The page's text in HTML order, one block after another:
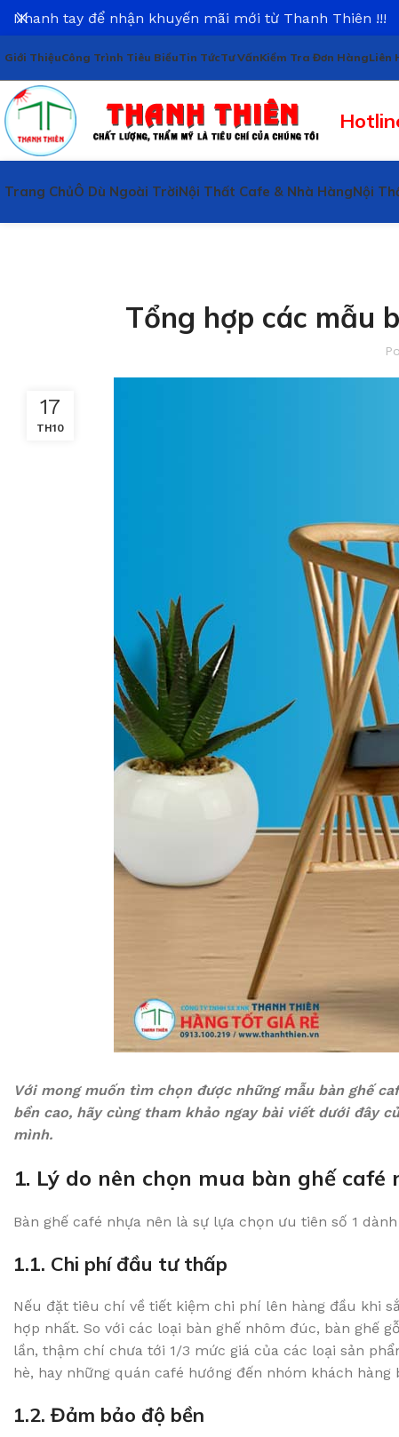
Giới ThiệuCông Trình Tiêu BiểuTin TứcTư VấnKiểm Tra Đơn HàngLiên
Trang ChủÔ Dù Ngoài TrờiNội Thất Cafe & Nhà HàngNội
Tổng hợp các mẫu
17
TH10
Với mong muốn tìm chọn được những mẫu bàn ghế
bền cao, hãy cùng tham khảo ngay bài viết dưới đây
mình.
1. Lý do nên chọn mua bàn ghế café
Bàn ghế café nhựa nên là sự lựa chọn ưu tiên số 1
1.1. Chi phí đầu tư thấp
Nếu đặt tiêu chí về tiết kiệm chi phí lên hàng đầu khi
hợp nhất. So với các loại bàn ghế nhôm đúc, bàn ghế
lần, thậm chí chưa tới 1/3 mức giá của các loại sản
hè, hay những quán café hướng đến nhóm khách hàng
1.2. Đảm bảo độ bền
Nhanh tay để nhận khuyến mãi mới từ Thanh Thiên !!!